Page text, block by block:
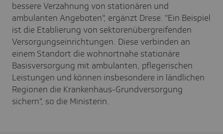
bessere Verzahnung von stationären und
ambulanten Angeboten", ergänzt Drese. "Ein Beispiel
ist die Etablierung von sektorenübergreifenden
Versorgungseinrichtungen. Diese verbinden an
einem Standort die wohnortnahe stationäre
Basisversorgung mit ambulanten, pflegerischen
Leistungen und können insbesondere in ländlichen
Regionen die Krankenhaus-Grundversorgung
sichern", so die Ministerin.